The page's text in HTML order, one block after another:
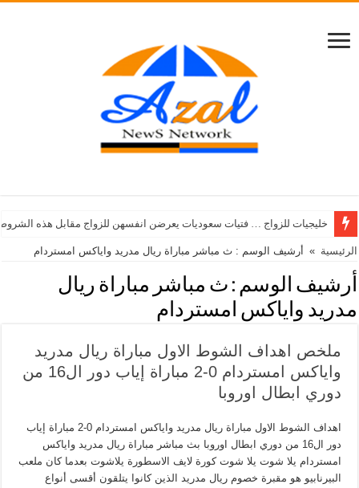
خليجيات للزواج … فتيات سعوديات يعرضن انفسهن للزواج مقابل هذه
الرئيسية » أرشيف الوسم : ث مباشر مباراة ريال مدريد واياكس امستردام
أرشيف الوسم : ث مباشر مباراة ريال
مدريد واياكس امستردام
ملخص اهداف الشوط الاول مباراة ريال مدريد
واياكس امستردام 0-2 مباراة إياب دور ال16 من
دوري ابطال اوروبا
اهداف الشوط الاول مباراة ريال مدريد واياكس امستردام 0-2 مباراة إياب
دور ال16 من دوري ابطال اوروبا بث مباشر مباراة ريال مدريد واياكس
امستردام يلا شوت يلا شوت كورة لايف الاسطورة يلاشوت بعدما كان ملعب
البيرنابيو هو مقبرة خصوم ريال مدريد الذين كانوا يتلقون أقسى أنواع